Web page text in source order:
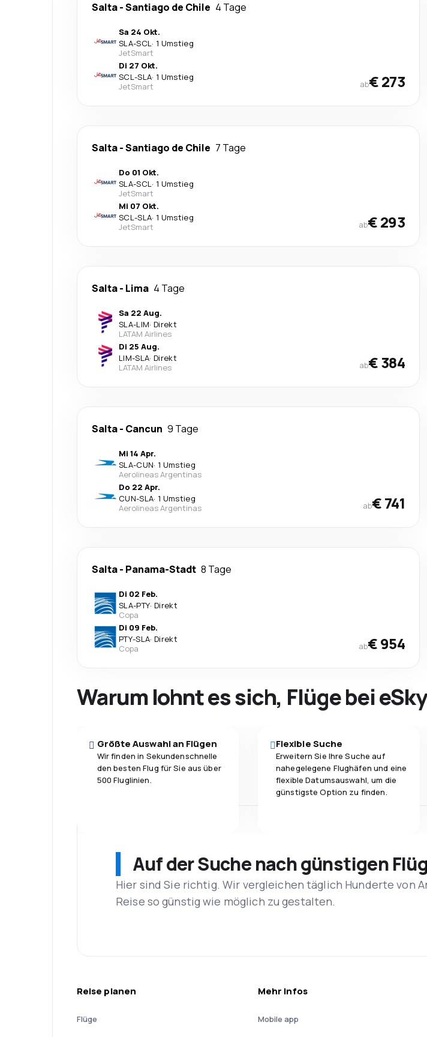
Salta-Santiago de Chile 4 Tage
Sa 24 Okt.
SLA-SCL· 1 Umstieg
JetSmart
Di 27 Okt.
SCL-SLA· 1 Umstieg
JetSmart
ab€ 273
Salta-Santiago de Chile 7 Tage
Do 01 Okt.
SLA-SCL· 1 Umstieg
JetSmart
Mi 07 Okt.
SCL-SLA· 1 Umstieg
JetSmart
ab€ 293
Salta- Lima 4 Tage
Sa 22 Aug.
SLA-LIM· Direkt
LATAM Airlines
Di 25 Aug.
LIM-SLA· Direkt
LATAM Airlines
ab€ 384
Salta- Cancun 9 Tage
Mi 14 Apr.
SLA-CUN· 1 Umstieg
Aerolineas Argentinas
Do 22 Apr.
CUN-SLA· 1 Umstieg
Aerolineas Argentinas
ab€ 741
Salta- Panama-Stadt 8 Tage
Di 02 Feb.
SLA-PTY· Direkt
Copa
Di 09 Feb.
PTY-SLA· Direkt
Copa
ab€ 954
Warum lohnt es sich, Flüge bei
Größte Auswahl an Flügen
Wir finden in Sekundenschnelle
den besten Flug für Sie aus über
500 Fluglinien.
Flexible Suche
Erweitern Sie Ihre Suche auf
nahegelegene Flughäfen und eine
flexible Datumsauswahl, um die
günstigste Option zu finden.
Auf der Suche nach günstigen
Hier sind Sie richtig. Wir vergleichen täglich Hunderte von
Reise so günstig wie möglich zu gestalten.
Reise planen
Flüge
Mehr Infos
Mobile app